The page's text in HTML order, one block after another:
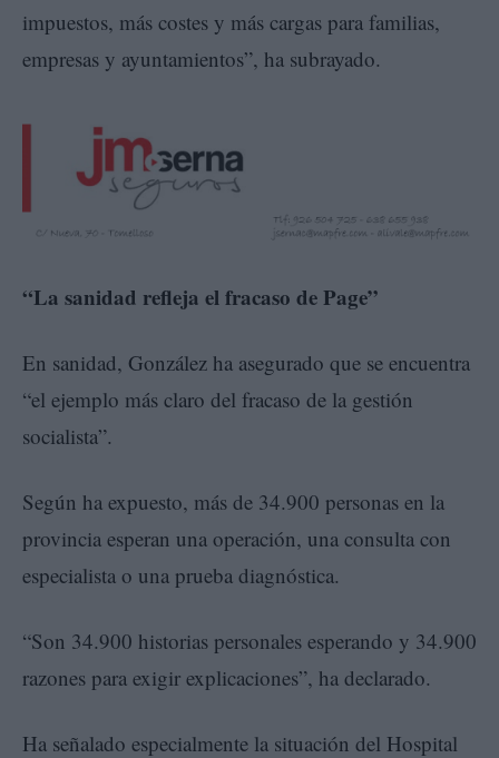
impuestos, más costes y más cargas para familias,
empresas y ayuntamientos”, ha subrayado.
“La sanidad refleja el fracaso de Page”
En sanidad, González ha asegurado que se encuentra
“el ejemplo más claro del fracaso de la gestión
socialista”.
Según ha expuesto, más de 34.900 personas en la
provincia esperan una operación, una consulta con
especialista o una prueba diagnóstica.
“Son 34.900 historias personales esperando y 34.900
razones para exigir explicaciones”, ha declarado.
Ha señalado especialmente la situación del Hospital